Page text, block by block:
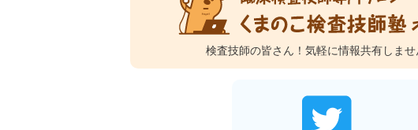
検査技師の皆さん！ 気軽に情報共有しませ